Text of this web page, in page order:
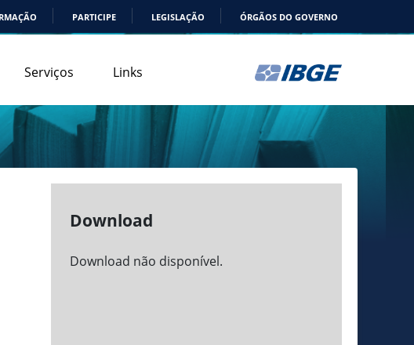
PARTICIPE LEGISLAÇÃO ÓRGÃOS DO GOVERNO
Serviços Links
Download
Download não disponível.